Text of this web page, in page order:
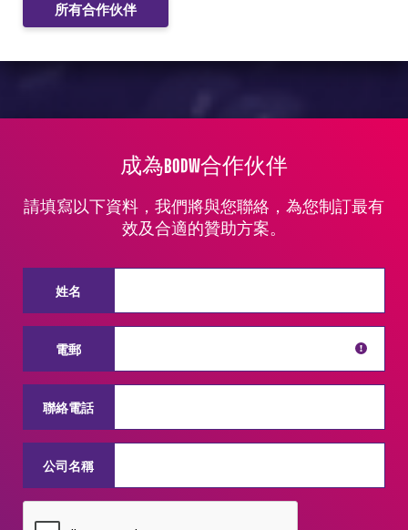
所有合作伙伴
成為BODW合作伙伴
請填寫以下資料，我們將與您聯絡，為您制訂最有
效及合適的贊助方案。
姓名
電郵
聯絡電話
公司名稱